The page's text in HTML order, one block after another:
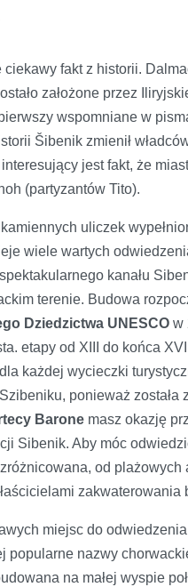
fakt z historii.
założone przez
wspomniane w
Šibenik zmienił
jest fakt, że
(partyzantów Tito).
uliczek
wiele wartych
kanału
terenie. Budowa
Dziedzictwa UNESCO w
etapy od XIII do końca
każdej wycieczki
ponieważ
Barone masz okazję
Sibenik. Aby móc
od
zakwaterowania
miejsc do
nazwy
na małej wyspie